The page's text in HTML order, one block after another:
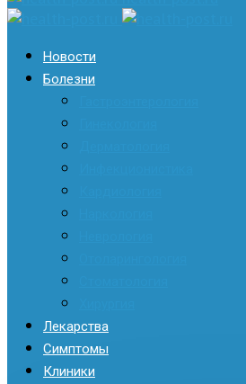
Новости
Болезни
Лекарства
Симптомы
Клиники